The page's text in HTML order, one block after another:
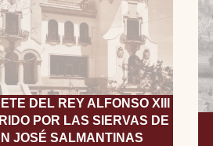
DEL REY ALFONSO XIII
POR LAS SIERVAS DE
JOSÉ SALMANTINAS